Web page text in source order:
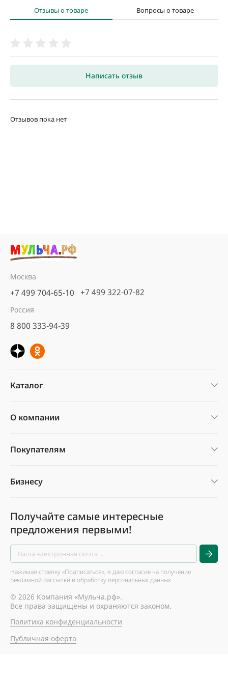
Отзывы о товаре Вопросы о товаре
Написать отзыв
Отзывов пока нет
Москва
+7 499 704-65-10 +7 499 322-07-82
Россия
8 800 333-94-39
Каталог
О компании
Покупателям
Бизнесу
Получайте самые интересные
предложения первыми!
Нажимая стрелку «Подписаться», я даю согласие на получение
рекламной рассылки и обработку персональных данных
© 2026 Компания «Мульча.рф».
Все права защищены и охраняются законом.
Политика конфиденциальности
Публичная оферта